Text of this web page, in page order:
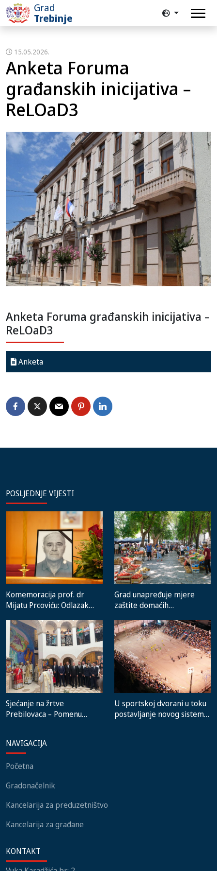
Grad
Trebinje
15.05.2026.
Anketa Foruma
građanskih inicijativa –
ReLOaD3
Anketa Foruma građanskih inicijativa –
ReLOaD3
Anketa
POSLJEDNJE VIJESTI
Komemoracija prof. dr
Mijatu Prcoviću: Odlazak
koji je Trebinje nosio u srcu
Grad unapređuje mjere
zaštite domaćih
pijace
Sjećanje na žrtve
Prebilovaca – Pomenu
zajednica i građani
U sportskoj dvorani u toku
postavljanje novog sistema
NAVIGACIJA
Početna
Gradonačelnik
Kancelarija za preduzetništvo
Kancelarija za građane
KONTAKT